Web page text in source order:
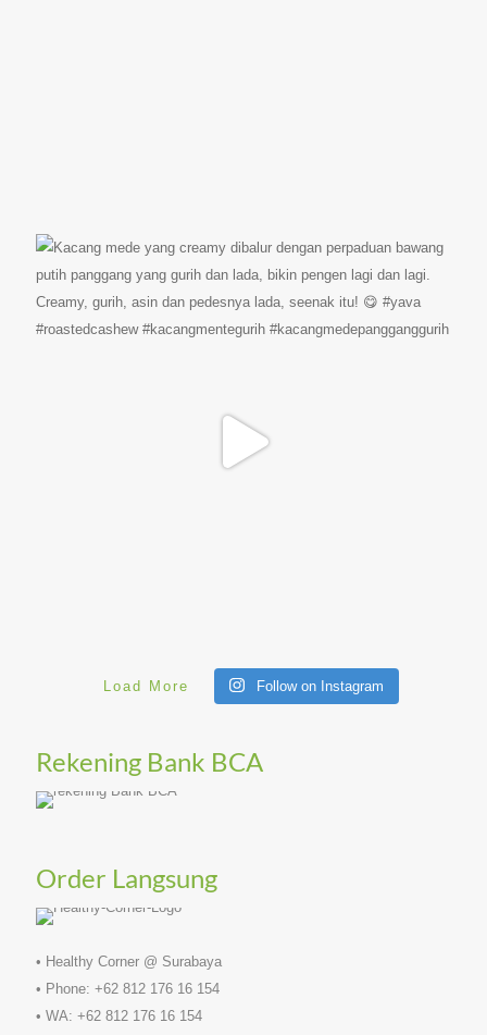
Load More Follow on Instagram
Rekening Bank BCA
Order Langsung
• Healthy Corner @ Surabaya
• Phone: +62 812 176 16 154
• WA: +62 812 176 16 154